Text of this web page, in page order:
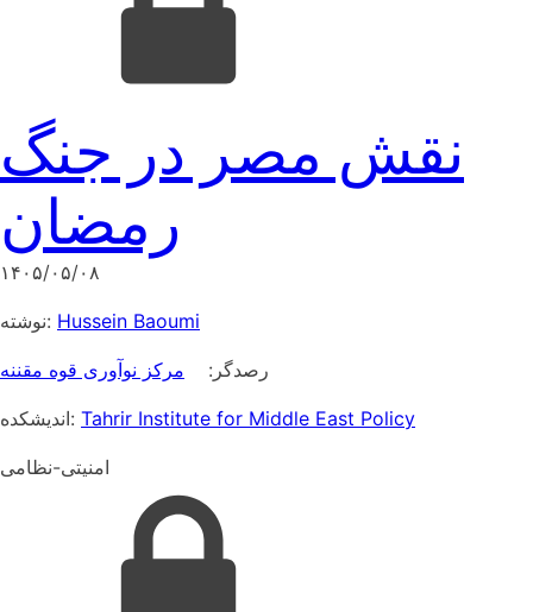
نقش مصر در جنگ
رمضان
۱۴۰۵/۰۵/۰۸
نوشته: Hussein Baoumi
رصدگر: مرکز نوآوری قوه مقننه
اندیشکده: Tahrir Institute for Middle East Policy
امنیتی-نظامی